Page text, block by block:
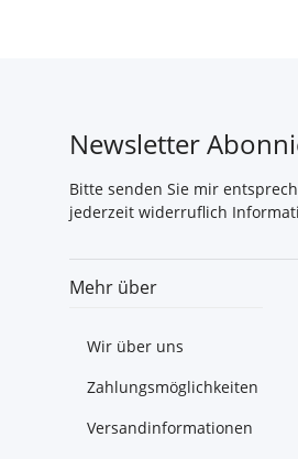
Newsletter
Bitte senden Sie mir
jederzeit widerruflich
Mehr über
Wir über uns
Zahlungsmöglichkeiten
Versandinformationen